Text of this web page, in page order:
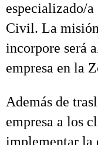
especializado/
Civil. La misión
incorpore será
empresa en la
Además de
empresa a los
implementar la